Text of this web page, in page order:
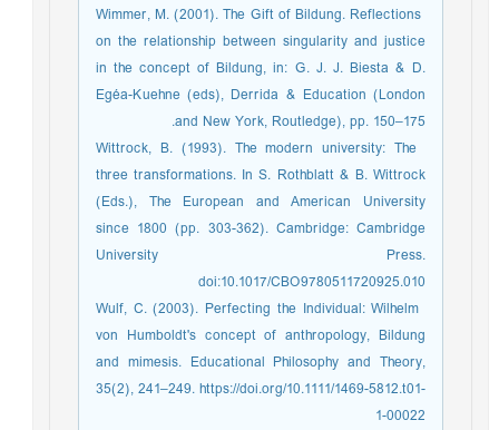
­ Wimmer, M. (2001). The Gift of Bildung. Reflections
on the relationship between singularity and justice
in the concept of Bildung, in: G. J. J. Biesta & D.
Egéa-Kuehne (eds), Derrida & Education (London
and New York, Routledge), pp. 150–175.
­ Wittrock, B. (1993). The modern university: The
three transformations. In S. Rothblatt & B. Wittrock
(Eds.), The European and American University
since 1800 (pp. 303-362). Cambridge: Cambridge
University Press.
doi:10.1017/CBO9780511720925.010
­ Wulf, C. (2003). Perfecting the Individual: Wilhelm
von Humboldt's concept of anthropology, Bildung
and mimesis. Educational Philosophy and Theory,
35(2), 241–249. https://doi.org/10.1111/1469-5812.t01-
1-00022